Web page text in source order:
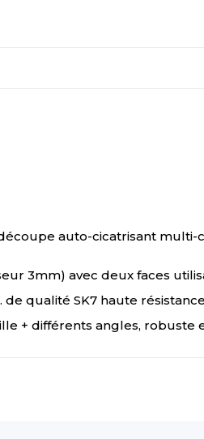
auto-cicatrisant
3mm) avec deux faces
qualité SK7 haute
+ différents angles, robuste